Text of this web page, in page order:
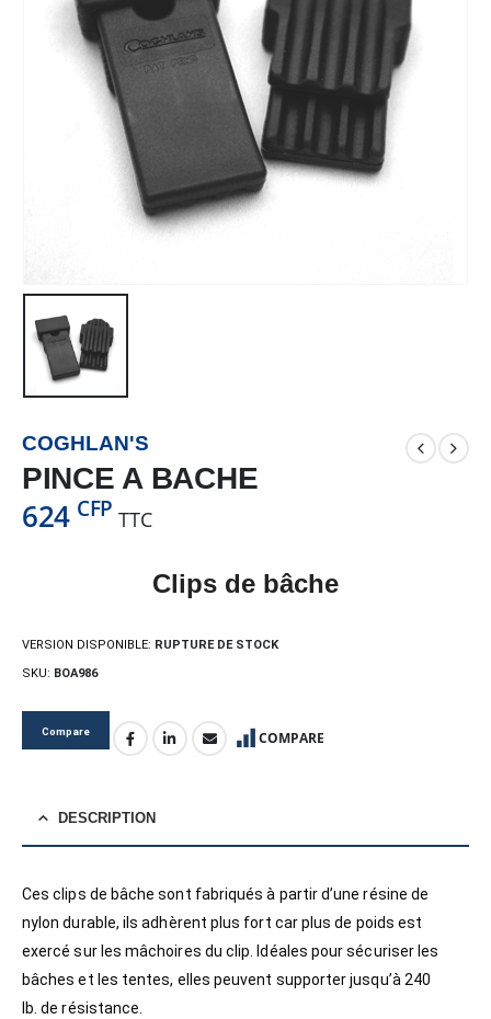
COGHLAN'S
PINCE A BACHE
624 CFP TTC
Clips de bâche
VERSION DISPONIBLE: RUPTURE DE STOCK
SKU: BOA986
Compare COMPARE
DESCRIPTION
Ces clips de bâche sont fabriqués à partir d’une résine de
nylon durable, ils adhèrent plus fort car plus de poids est
exercé sur les mâchoires du clip. Idéales pour sécuriser les
bâches et les tentes, elles peuvent supporter jusqu’à 240
lb. de résistance.